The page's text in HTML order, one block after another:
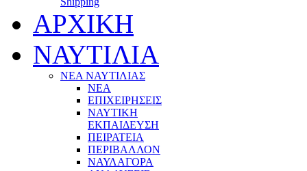
ΑΡΧΙΚΗ
ΝΑΥΤΙΛΙΑ
ΝΕΑ ΝΑΥΤΙΛΙΑΣ
ΝΕΑ
ΕΠΙΧΕΙΡΗΣΕΙΣ
ΝΑΥΤΙΚΗ
ΕΚΠΑΙΔΕΥΣΗ
ΠΕΙΡΑΤΕΙΑ
ΠΕΡΙΒΑΛΛΟΝ
ΝΑΥΛΑΓΟΡΑ